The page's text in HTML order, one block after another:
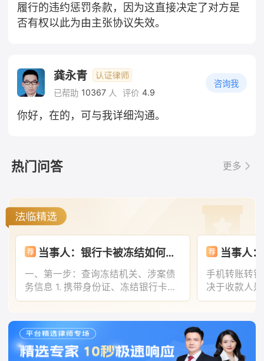
履行的违约惩罚条款，因为这直接决定了对方是
否有权以此为由主张协议失效。
龚永青
已帮助 10367 人 评价 4.9
咨询我
你好，在的，可与我详细沟通。
热门问答 更多
当事人：银行卡被冻结如何解封？​ 帮问助手：先和你确认下，是被什么机构冻结的？ 当事人：司法冻结 帮问助手：因为什么原因被司法冻结的？ 当事人：涉及债务 帮问助手：你现在是欠款被执行的一方，还是被牵连冻结的？ 当事人：我是欠款方 帮问助手：总共欠了多少钱？ 当事人：我不确定是哪个银行冻的
一、第一步：查询冻结机关、涉案债
务信息 1. 携带身份证、冻结银行卡，
到发卡行任意网点柜台，打印司法冻
号、承办法官。 2. 拨打银行，人工查
询冻结文书对应的法院名称、执行案
号。 3. 拿到法院信息后，拨打法院执
手机转账转
决于收款人
是否已被对
维权”的递
止损与初步
户状态：若